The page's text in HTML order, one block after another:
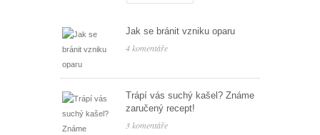
Jak se bránit vzniku oparu
4 komentáře
Trápí vás suchý kašel? Známe
zaručený recept!
3 komentáře